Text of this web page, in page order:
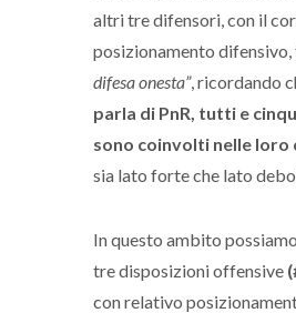
altri tre difensori, con il
posizionamento difensivo,
difesa onesta”, ricordando
parla di PnR, tutti e
sono coinvolti nelle loro
sia lato forte che lato
In questo ambito
tre disposizioni offensive
con relativo